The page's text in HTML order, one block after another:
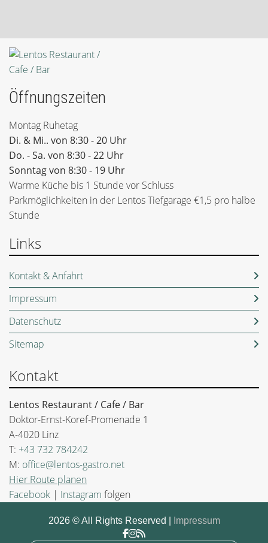
Öffnungszeiten
Montag Ruhetag
Di. & Mi.. von 8:30 - 20 Uhr
Do. - Sa. von 8:30 - 22 Uhr
Sonntag von 8:30 - 19 Uhr
Warme Küche bis 1 Stunde vor Schluss
Parkmöglichkeiten in der Lentos Tiefgarage €1,5 pro halbe
Stunde
Links
Kontakt & Anfahrt
Impressum
Datenschutz
Sitemap
Kontakt
Lentos Restaurant / Cafe / Bar
Doktor-Ernst-Koref-Promenade 1
A-4020 Linz
T: +43 732 784242
M: office@lentos-gastro.net
Hier Route planen
Facebook | Instagram folgen
2026 © All Rights Reserved Impressum